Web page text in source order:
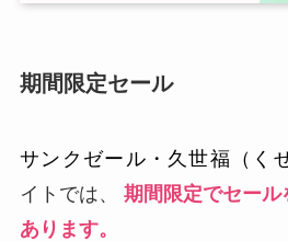
期間限定セール
サンクゼール・久世福（く
イトでは、
期間限定でセー
あります。